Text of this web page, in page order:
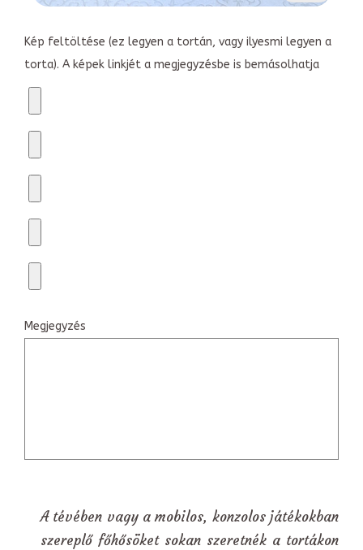
Kép feltöltése (ez legyen a tortán, vagy ilyesmi legyen a
torta). A képek linkjét a megjegyzésbe is bemásolhatja
Megjegyzés
A tévében vagy a mobilos, konzolos játékokban
szereplő főhősöket sokan szeretnék a tortákon